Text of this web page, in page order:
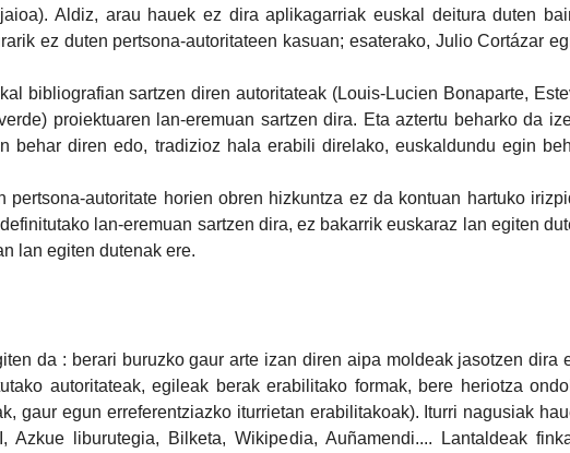
Aldiz, arau hauek ez dira aplikagarriak euskal deitura duten
ez duten pertsona-autoritateen kasuan; esaterako, Julio Cortázar
bibliografian sartzen diren autoritateak (Louis-Lucien Bonaparte,
proiektuaren lan-eremuan sartzen dira. Eta aztertu beharko da
behar diren edo, tradizioz hala erabili direlako, euskaldundu egin
pertsona-autoritate horien obren hizkuntza ez da kontuan hartuko
lan-eremuan sartzen dira, ez bakarrik euskaraz lan egiten
lan egiten dutenak ere.
da​ : berari buruzko gaur arte izan diren aipa moldeak jasotzen dira
autoritateak, egileak berak erabilitako formak, bere heriotza
gaur egun erreferentziazko iturrietan erabilitakoak). Iturri nagusiak
Azkue liburutegia, Bilketa, Wikipedia, Auñamendi.... Lantaldeak